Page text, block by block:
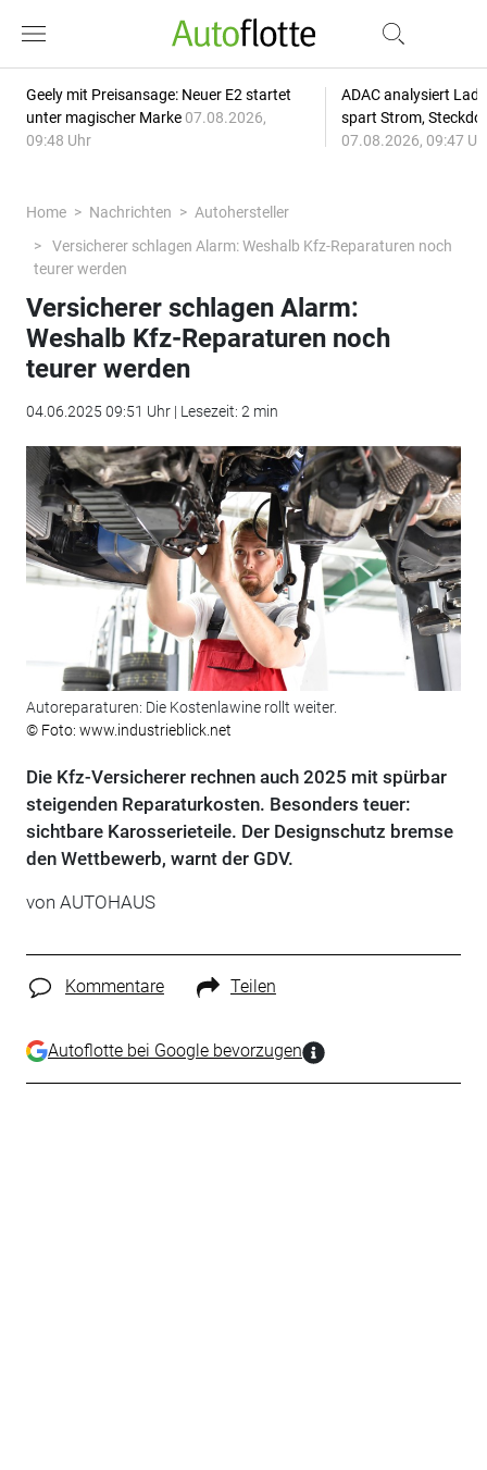
Geely mit Preisansage: Neuer E2 startet
unter magischer Marke 07.08.2026,
09:48 Uhr
ADAC analysiert
spart Strom,
07.08.2026, 09:47
Home Nachrichten
Autohersteller
Versicherer schlagen Alarm: Weshalb Kfz-Reparaturen noch
teurer werden
Versicherer schlagen Alarm:
Weshalb Kfz-Reparaturen noch
teurer werden
04.06.2025 09:51 Uhr | Lesezeit: 2 min
Autoreparaturen: Die Kostenlawine rollt weiter.
© Foto: www.industrieblick.net
Die Kfz-Versicherer rechnen auch 2025 mit spürbar
steigenden Reparaturkosten. Besonders teuer:
sichtbare Karosserieteile. Der Designschutz bremse
den Wettbewerb, warnt der GDV.
von AUTOHAUS
Kommentare Teilen
Autoflotte bei Google bevorzugen